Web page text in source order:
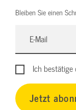
Bleiben Sie einen
Ich bestätige
Jetzt